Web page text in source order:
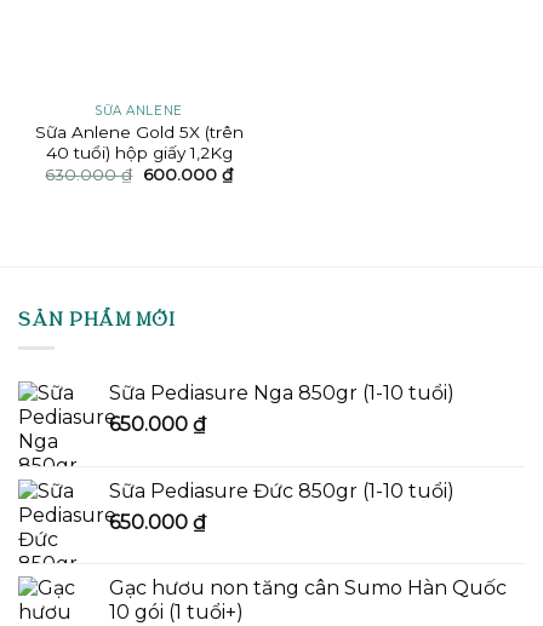
SỮA ANLENE
Sữa Anlene Gold 5X (trên
40 tuổi) hộp giấy 1,2Kg
630.000₫ Giá
600.000 ₫Giá
hiện
SẢN PHẨM MỚI
Sữa Pediasure Nga 850gr (1-10 tuổi)
650.000 ₫
Sữa Pediasure Đức 850gr (1-10 tuổi)
650.000 ₫
Gạc hươu non tăng cân Sumo Hàn Quốc
10 gói (1 tuổi+)